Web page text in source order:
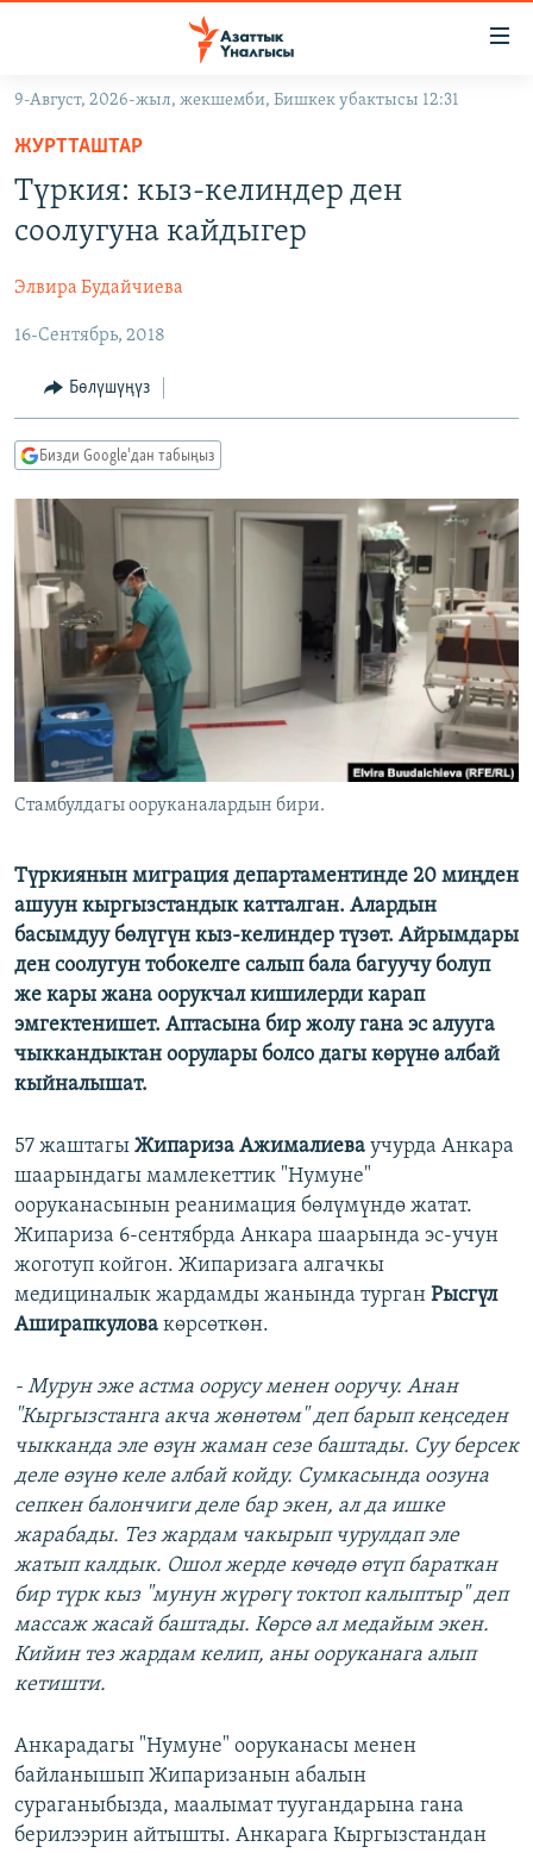
Навигацияга
өтүңүз
Издөөгө
салыңызКЫРГЫЗСТАН
ЭКОНОМИКА
МАДАНИЯТ
ДҮЙНӨ
БОРБОР АЗИЯ
УКРАИНА
АТАЙЫН ИЛИКТӨӨ
ТВ ПРОГРАММАЛАР
БҮГҮН АЗАТТЫКТА
БИЗ ЖАНА ДҮЙНӨ
ДАНИСТЕ
ЭЖЕ-СИҢДИЛЕР
АЗАТТЫК+
ЫҢГАЙСЫЗ СУРООЛОР
ПОДКАСТ
ӨЗГӨЧӨ ПИКИР
ОНЛАЙН ШЕРИНЕ
ЭЕ/АРнун бардык сайттары
9-Август, 2026-жыл, жекшемби, Бишкек убактысы 12:31
ЖУРТТАШТАР
Түркия: кыз-келиндер ден
соолугуна кайдыгер
Элвира Будайчиева
16-Сентябрь, 2018
Бөлүшүңүз
Бизди Google'дан табыңыз
Стамбулдагы ооруканалардын бири.
Түркиянын миграция департаментинде 20 миңден
ашуун кыргызстандык катталган. Алардын
басымдуу бөлүгүн кыз-келиндер түзөт. Айрымдары
ден соолугун тобокелге салып бала багуучу болуп
же кары жана оорукчал кишилерди карап
эмгектенишет. Аптасына бир жолу гана эс алууга
чыккандыктан оорулары болсо дагы көрүнө албай
кыйналышат.
57 жаштагы Жипариза Ажималиева учурда Анкара
шаарындагы мамлекеттик "Нумуне"
ооруканасынын реанимация бөлүмүндө жатат.
Жипариза 6-сентябрда Анкара шаарында эс-учун
жоготуп койгон. Жипаризага алгачкы
медициналык жардамды жанында турган Рысгүл
Аширапкулова көрсөткөн.
- Мурун эже астма оорусу менен ооручу. Анан
"Кыргызстанга акча жөнөтөм" деп барып кеңседен
чыкканда эле өзүн жаман сезе баштады. Суу берсек
деле өзүнө келе албай койду. Сумкасында оозуна
сепкен балончиги деле бар экен, ал да ишке
жарабады. Тез жардам чакырып чурулдап эле
жатып калдык. Ошол жерде көчөдө өтүп бараткан
бир түрк кыз "мунун жүрөгү токтоп калыптыр" деп
массаж жасай баштады. Көрсө ал медайым экен.
Кийин тез жардам келип, аны ооруканага алып
кетишти.
Анкарадагы "Нумуне" ооруканасы менен
байланышып Жипаризанын абалын
сураганыбызда, маалымат туугандарына гана
берилээрин айтышты. Анкарага Кыргызстандан